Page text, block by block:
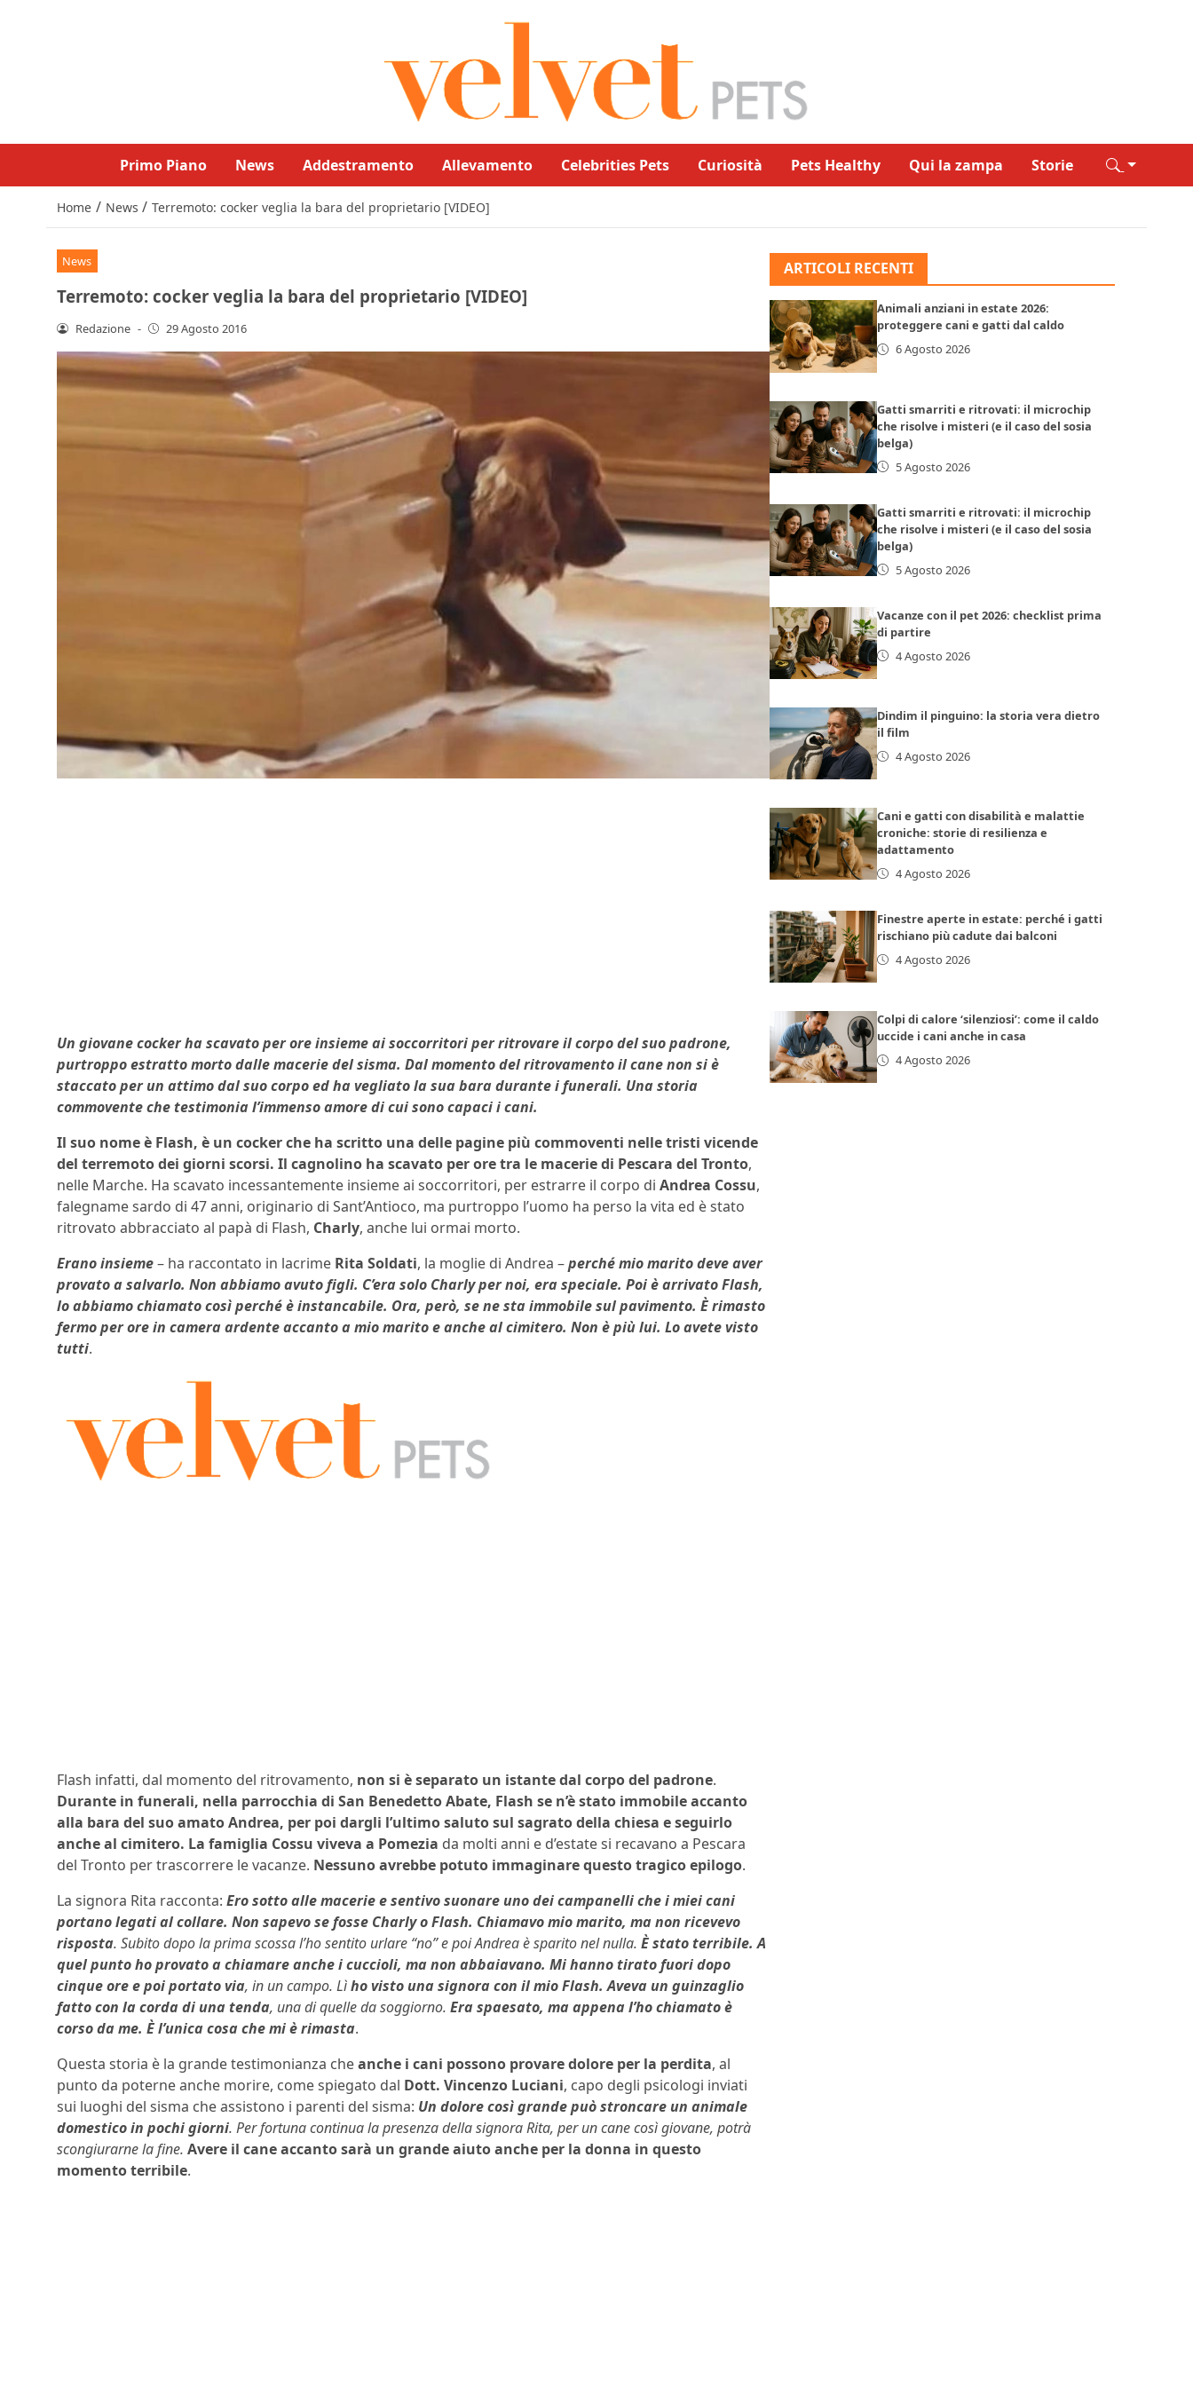
Primo Piano News Addestramento Allevamento Celebrities Pets Curiosità Pets Healthy Qui la zampa Storie
Home / News / Terremoto: cocker veglia la bara del proprietario [VIDEO]
News
Terremoto: cocker veglia la bara del proprietario [VIDEO]
Redazione - 29 Agosto 2016
Un giovane cocker ha scavato per ore insieme ai soccorritori per ritrovare il corpo del suo padrone,
purtroppo estratto morto dalle macerie del sisma. Dal momento del ritrovamento il cane non si è
staccato per un attimo dal suo corpo ed ha vegliato la sua bara durante i funerali. Una storia
commovente che testimonia l’immenso amore di cui sono capaci i cani.
Il suo nome è Flash, è un cocker che ha scritto una delle pagine più commoventi nelle tristi vicende
del terremoto dei giorni scorsi. Il cagnolino ha scavato per ore tra le macerie di Pescara del Tronto,
nelle Marche. Ha scavato incessantemente insieme ai soccorritori, per estrarre il corpo di Andrea Cossu,
falegname sardo di 47 anni, originario di Sant’Antioco, ma purtroppo l’uomo ha perso la vita ed è stato
ritrovato abbracciato al papà di Flash, Charly, anche lui ormai morto.
Erano insieme– ha raccontato in lacrime Rita Soldati, la moglie di Andrea –perché mio marito deve aver
provato a salvarlo. Non abbiamo avuto figli. C’era solo Charly per noi, era speciale. Poi è arrivato Flash,
lo abbiamo chiamato così perché è instancabile. Ora, però, se ne sta immobile sul pavimento. È rimasto
fermo per ore in camera ardente accanto a mio marito e anche al cimitero. Non è più lui. Lo avete visto
tutti.
Flash infatti, dal momento del ritrovamento, non si è separato un istante dal corpo del padrone.
Durante in funerali, nella parrocchia di San Benedetto Abate, Flash se n’è stato immobile accanto
alla bara del suo amato Andrea, per poi dargli l’ultimo saluto sul sagrato della chiesa e seguirlo
anche al cimitero. La famiglia Cossu viveva a Pomezia da molti anni e d’estate si recavano a Pescara
del Tronto per trascorrere le vacanze. Nessuno avrebbe potuto immaginare questo tragico epilogo.
La signora Rita racconta: Ero sotto alle macerie e sentivo suonare uno dei campanelli che i miei cani
portano legati al collare. Non sapevo se fosse Charly o Flash. Chiamavo mio marito, ma non ricevevo
risposta. Subito dopo la prima scossa l’ho sentito urlare “no” e poi Andrea è sparito nel nulla. È stato terribile. A
quel punto ho provato a chiamare anche i cuccioli, ma non abbaiavano. Mi hanno tirato fuori dopo
cinque ore e poi portato via, in un campo. Lìho visto una signora con il mio Flash. Aveva un guinzaglio
fatto con la corda di una tenda, una di quelle da soggiorno. Era spaesato, ma appena l’ho chiamato è
corso da me. È l’unica cosa che mi è rimasta.
Questa storia è la grande testimonianza cheanche i cani possono provare dolore per la perdita, al
punto da poterne anche morire, come spiegato dal Dott. Vincenzo Luciani, capo degli psicologi inviati
sui luoghi del sisma che assistono i parenti del sisma: Un dolore così grande può stroncare un animale
domestico in pochi giorni. Per fortuna continua la presenza della signora Rita, per un cane così giovane, potrà
scongiurarne la fine. Avere il cane accanto sarà un grande aiuto anche per la donna in questo
momento terribile.
ARTICOLI RECENTI
Animali anziani in estate 2026:
proteggere cani e gatti dal caldo
6 Agosto 2026
Gatti smarriti e ritrovati: il microchip
che risolve i misteri (e il caso del sosia
belga)
5 Agosto 2026
Gatti smarriti e ritrovati: il microchip
che risolve i misteri (e il caso del sosia
belga)
5 Agosto 2026
Vacanze con il pet 2026: checklist prima
di partire
4 Agosto 2026
Dindim il pinguino: la storia vera dietro
il film
4 Agosto 2026
Cani e gatti con disabilità e malattie
croniche: storie di resilienza e
adattamento
4 Agosto 2026
Finestre aperte in estate: perché i gatti
rischiano più cadute dai balconi
4 Agosto 2026
Colpi di calore ‘silenziosi’: come il caldo
uccide i cani anche in casa
4 Agosto 2026